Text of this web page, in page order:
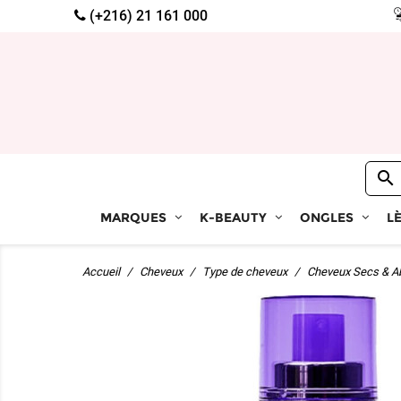
(+216) 21 161 000
MARQUES K-BEAUTY ONGLES

Accueil Cheveux Type de cheveux Cheveux Secs &